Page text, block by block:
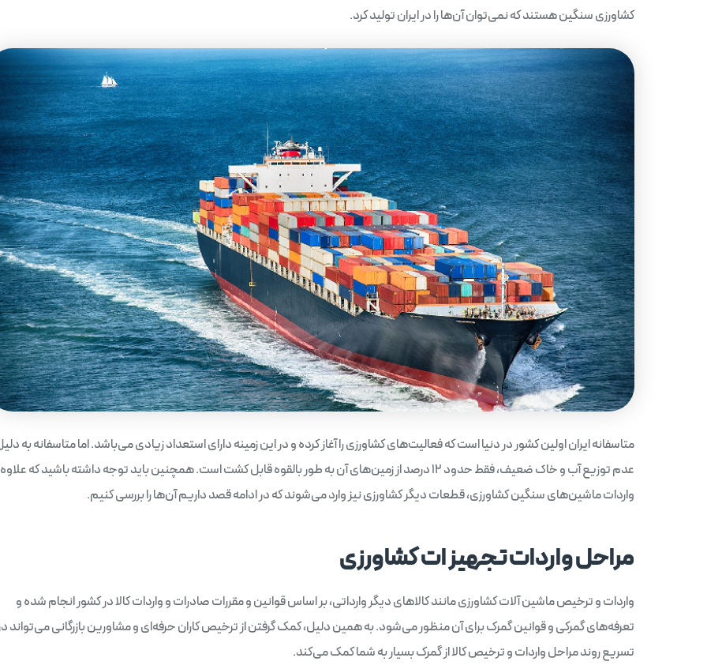
کشاورزی سنگین هستند که نمی‌توان آن‌ها را در ایران تولید کرد.
متاسفانه ایران اولین کشور در دنیا است که فعالیت‌های کشاورزی را آغاز کرده و در این زمینه دارای استعداد زیادی می‌باشد. اما متاسفانه به
عدم توزیع آب و خاک ضعیف، فقط حدود 12 درصد از زمین‌های آن به طور بالقوه قابل کشت است. همچنین باید توجه داشته باشید که
واردات ماشین‌های سنگین کشاورزی، قطعات دیگر کشاورزی نیز وارد می‌شوند که در ادامه قصد داریم آن‌ها را بررسی کنیم.
مراحل واردات تجهیزات کشاورزی
واردات و ترخیص ماشین آلات کشاورزی مانند کالاهای دیگر وارداتی، بر اساس قوانین و مقررات صادرات و واردات کالا در کشور انجام شده و
تعرفه‌های گمرکی و قوانین گمرک برای آن منظور می‌شود. به همین دلیل، کمک گرفتن از ترخیص کاران حرفه‌ای و مشاورین بازرگانی می‌تواند
تسریع روند مراحل واردات و ترخیص کالا از گمرک بسیار به شما کمک می‌کند.